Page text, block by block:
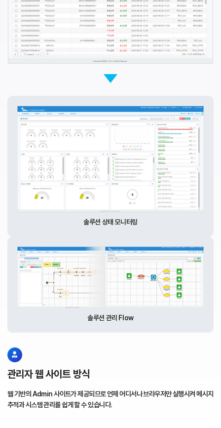
솔루션 상태 모니터링
솔루션 관리 Flow
관리자 웹 사이트 방식
웹 기반의 Admin 사이트가 제공되므로 언제 어디서나 브라우저만실행시켜 메시지
추적과 시스템 관리를 쉽게 할 수 있습니다.